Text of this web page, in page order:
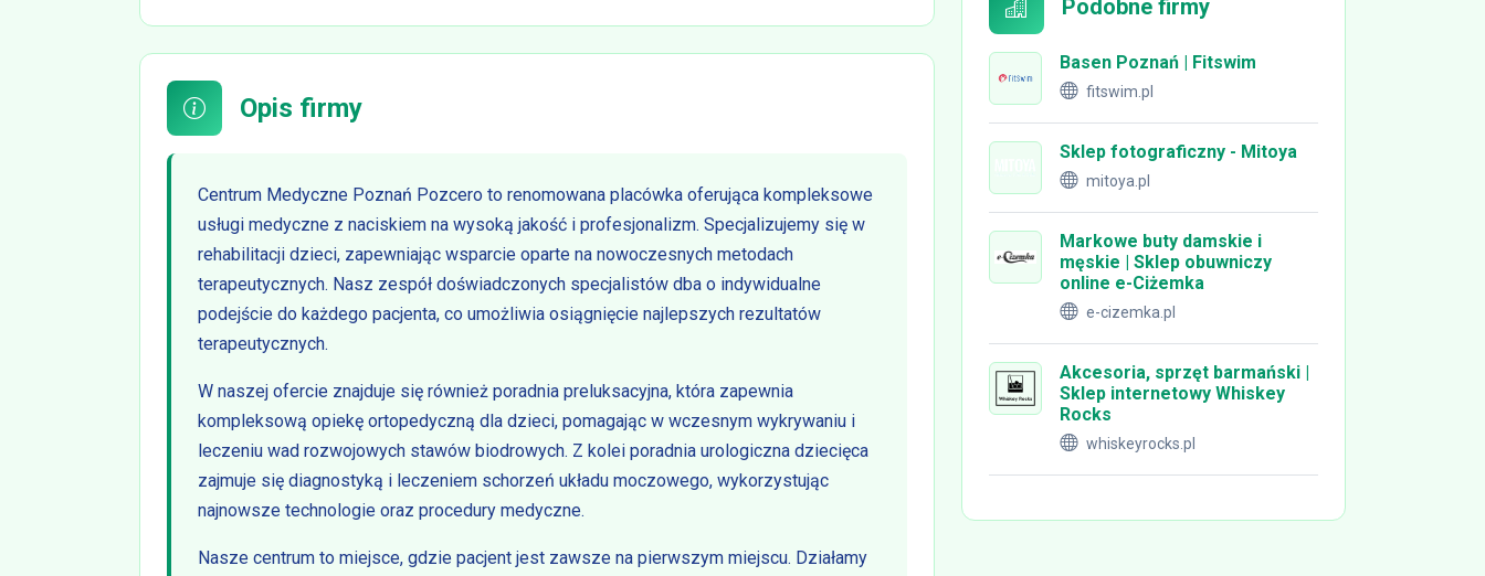
Opis firmy
Centrum Medyczne Poznań Pozcero to renomowana placówka oferująca kompleksowe
usługi medyczne z naciskiem na wysoką jakość i profesjonalizm. Specjalizujemy się w
rehabilitacji dzieci, zapewniając wsparcie oparte na nowoczesnych metodach
terapeutycznych. Nasz zespół doświadczonych specjalistów dba o indywidualne
podejście do każdego pacjenta, co umożliwia osiągnięcie najlepszych rezultatów
terapeutycznych.
W naszej ofercie znajduje się również poradnia preluksacyjna, która zapewnia
kompleksową opiekę ortopedyczną dla dzieci, pomagając w wczesnym wykrywaniu i
leczeniu wad rozwojowych stawów biodrowych. Z kolei poradnia urologiczna dziecięca
zajmuje się diagnostyką i leczeniem schorzeń układu moczowego, wykorzystując
najnowsze technologie oraz procedury medyczne.
Nasze centrum to miejsce, gdzie pacjent jest zawsze na pierwszym miejscu. Działamy
Podobne firmy
Basen Poznań | Fitswim
fitswim.pl
Sklep fotograficzny - Mitoya
mitoya.pl
Markowe buty damskie i
męskie | Sklep obuwniczy
online e-Ciżemka
e-cizemka.pl
Akcesoria, sprzęt barmański |
Sklep internetowy Whiskey
Rocks
whiskeyrocks.pl